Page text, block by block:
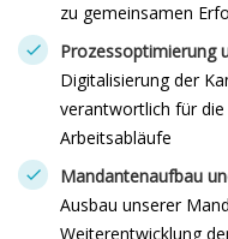
zu gemeinsamen
Prozessoptimierung
Digitalisierung der
verantwortlich für
Arbeitsabläufe
Mandantenaufbau
Ausbau unserer
Weiterentwicklung